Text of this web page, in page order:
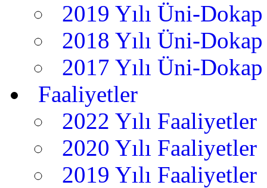
2019 Yılı Üni-
2018 Yılı Üni-
2017 Yılı Üni-
Faaliyetler
2022 Yılı Faaliyetler
2020 Yılı Faaliyetler
2019 Yılı Faaliyetler